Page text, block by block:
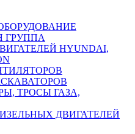
ГРУППА
HYUNDAI,
ТРОСЫ ГАЗА,
ДВИГАТЕЛЕЙ